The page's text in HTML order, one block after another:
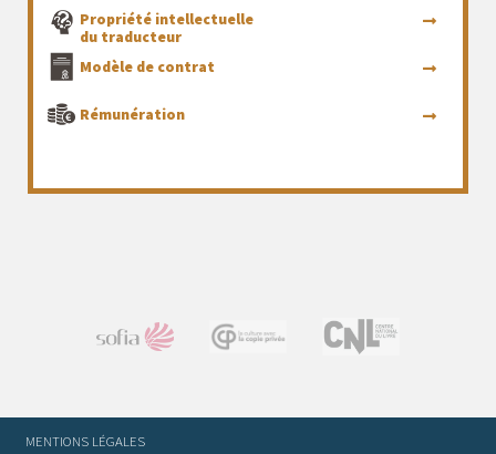
Propriété intellectuelle
du traducteur
Modèle de contrat
Rémunération
MENTIONS LÉGALES